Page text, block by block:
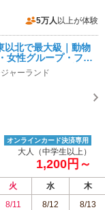
5万人 以上が体験
以北で最大級｜動物
女性グループ・ファ
路線バスで「花い
ャーランド
オンラインカード決済専用
大人（中学生以上）
1,200円～
火 水
木
8/11 8/12 8/13